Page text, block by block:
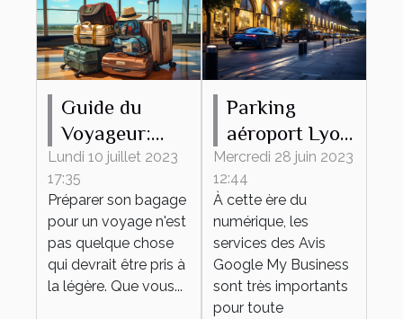
Guide du
Voyageur:
Comment
Préparer son
Bagage
Lundi 10 juillet 2023
17:35
Préparer son bagage
pour un voyage n'est
pas quelque chose
qui devrait être pris à
la légère. Que vous...
Parking
aéroport Lyon
: comment
accroître sa
réputation
grâce aux
témoignages
des clients ?
Mercredi 28 juin 2023
12:44
À cette ère du
numérique, les
services des Avis
Google My Business
sont très importants
pour toute